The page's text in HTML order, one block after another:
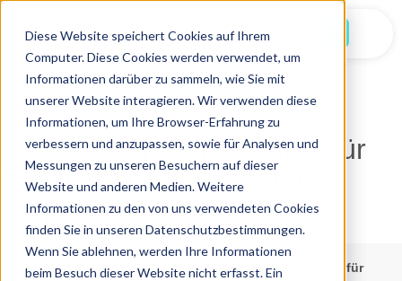
Diese Website speichert Cookies auf Ihrem
Computer. Diese Cookies werden verwendet, um
Informationen darüber zu sammeln, wie Sie mit
unserer Website interagieren. Wir verwenden diese
Informationen, um Ihre Browser-Erfahrung zu
verbessern und anzupassen, sowie für Analysen und
Messungen zu unseren Besuchern auf dieser
Website und anderen Medien. Weitere
Informationen zu den von uns verwendeten Cookies
finden Sie in unseren Datenschutzbestimmungen.
Wenn Sie ablehnen, werden Ihre Informationen
beim Besuch dieser Website nicht erfasst. Ein
16.11.2025
Podcast zum Einschlafen für
Erwachsene: Die besten
Empfehlungen
Hinweis:
Die Informationen in diesem Artikel sind nur für